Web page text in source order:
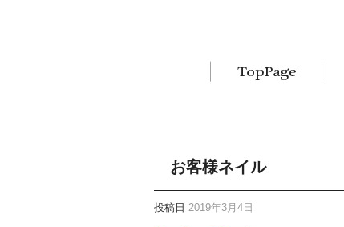
お客様ネイル
投稿日 2019年3月4日